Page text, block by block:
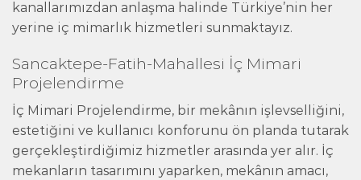
kanallarımızdan anlaşma halinde Türkiye’nin her
yerine iç mimarlık hizmetleri sunmaktayız.
Sancaktepe-Fatih-Mahallesi İç Mimari
Projelendirme
İç Mimari Projelendirme, bir mekânın işlevselliğini,
estetiğini ve kullanıcı konforunu ön planda tutarak
gerçekleştirdiğimiz hizmetler arasında yer alır. İç
mekanların tasarımını yaparken, mekânın amacı,